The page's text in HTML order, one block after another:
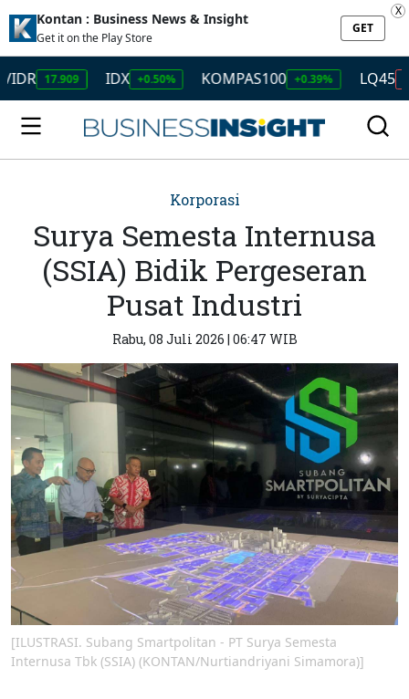
Kontan : Business News & Insight
Get it on the Play Store
GET
X
17.909 IDX +0.50% KOMPAS100 +0.39% LQ45 -0.19%
Korporasi
Surya Semesta Internusa
(SSIA) Bidik Pergeseran
Pusat Industri
Rabu, 08 Juli 2026 | 06:47 WIB
[ILUSTRASI. Subang Smartpolitan - PT Surya Semesta
Internusa Tbk (SSIA) (KONTAN/Nurtiandriyani Simamora)]